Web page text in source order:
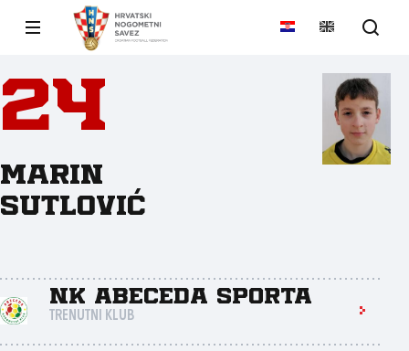
24
Marin
Sutlović
NK Abeceda sporta
TRENUTNI KLUB